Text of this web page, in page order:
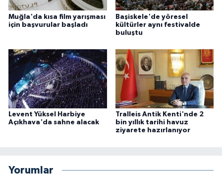
Muğla'da kısa film yarışması
için başvurular başladı
Başiskele'de yöresel
kültürler aynı festivalde
buluştu
Levent Yüksel Harbiye
Açıkhava'da sahne alacak
Tralleis Antik Kenti'nde 2
bin yıllık tarihi havuz
ziyarete hazırlanıyor
Yorumlar